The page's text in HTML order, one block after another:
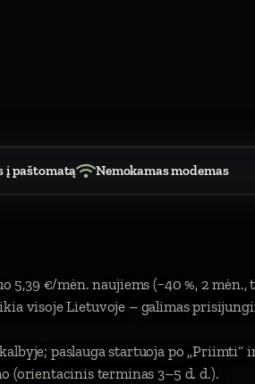
į paštomatą Nemokamas modemas
5,39 €/mėn. naujiems (−40 %, 2
visoje Lietuvoje – galimas
paslauga startuoja po
(orientacinis terminas 3–5 d. d.).